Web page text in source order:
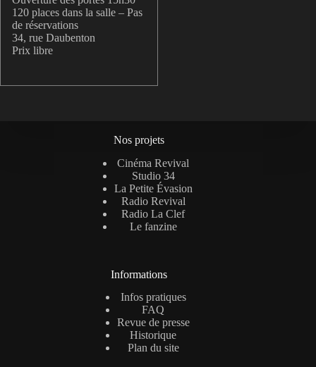
120 places dans la salle – Pas
de réservations
34, rue Daubenton
Prix libre
Nos projets
Cinéma Revival
Studio 34
La Petite Évasion
Radio Revival
Radio La Clef
Le fanzine
Informations
Infos pratiques
FAQ
Revue de presse
Historique
Plan du site